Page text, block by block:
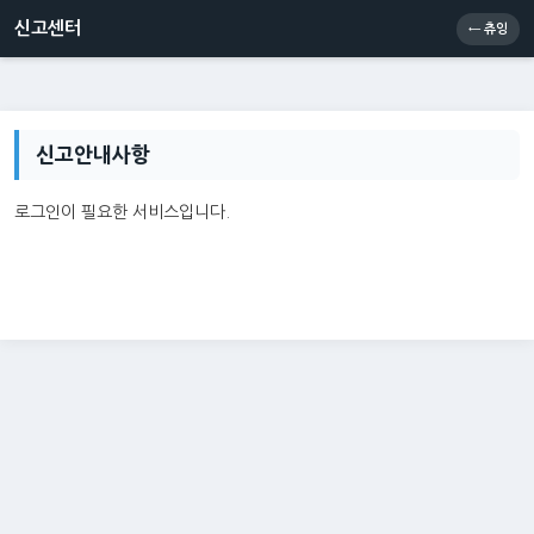
신고센터 메인
신고센터 ← 츄잉
신고안내사항
로그인이 필요한 서비스입니다.